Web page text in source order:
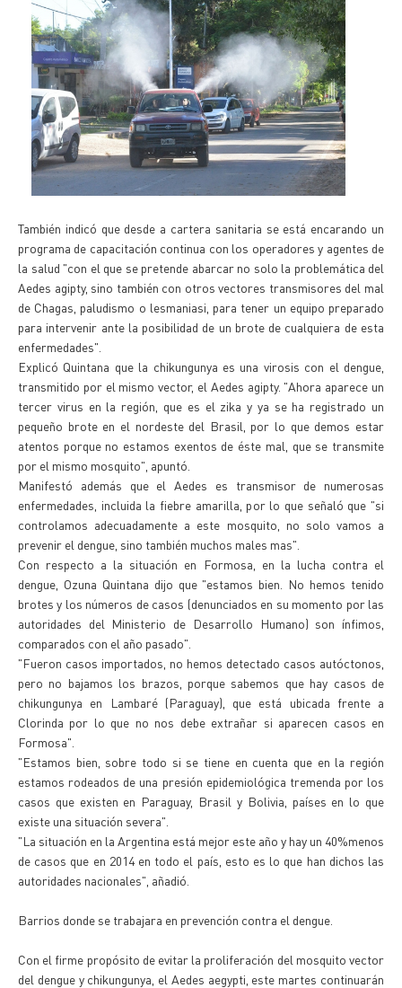
También indicó que desde a cartera sanitaria se está encarando un
programa de capacitación continua con los operadores y agentes de
la salud "con el que se pretende abarcar no solo la problemática del
Aedes agipty, sino también con otros vectores transmisores del mal
de Chagas, paludismo o lesmaniasi, para tener un equipo preparado
para intervenir ante la posibilidad de un brote de cualquiera de esta
enfermedades".
Explicó Quintana que la chikungunya es una virosis con el dengue,
transmitido por el mismo vector, el Aedes agipty. "Ahora aparece un
tercer virus en la región, que es el zika y ya se ha registrado un
pequeño brote en el nordeste del Brasil, por lo que demos estar
atentos porque no estamos exentos de éste mal, que se transmite
por el mismo mosquito", apuntó.
Manifestó además que el Aedes es transmisor de numerosas
enfermedades, incluida la fiebre amarilla, por lo que señaló que "si
controlamos adecuadamente a este mosquito, no solo vamos a
prevenir el dengue, sino también muchos males mas".
Con respecto a la situación en Formosa, en la lucha contra el
dengue, Ozuna Quintana dijo que "estamos bien. No hemos tenido
brotes y los números de casos (denunciados en su momento por las
autoridades del Ministerio de Desarrollo Humano) son ínfimos,
comparados con el año pasado".
"Fueron casos importados, no hemos detectado casos autóctonos,
pero no bajamos los brazos, porque sabemos que hay casos de
chikungunya en Lambaré (Paraguay), que está ubicada frente a
Clorinda por lo que no nos debe extrañar si aparecen casos en
Formosa".
"Estamos bien, sobre todo si se tiene en cuenta que en la región
estamos rodeados de una presión epidemiológica tremenda por los
casos que existen en Paraguay, Brasil y Bolivia, países en lo que
existe una situación severa".
"La situación en la Argentina está mejor este año y hay un 40%menos
de casos que en 2014 en todo el país, esto es lo que han dichos las
autoridades nacionales", añadió.
Barrios donde se trabajara en prevención contra el dengue.
Con el firme propósito de evitar la proliferación del mosquito vector
del dengue y chikungunya, el Aedes aegypti, este martes continuarán